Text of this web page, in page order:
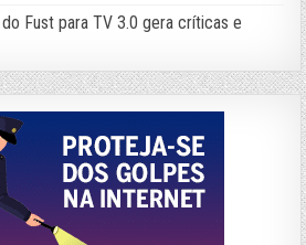
Fust para TV 3.0 gera críticas e